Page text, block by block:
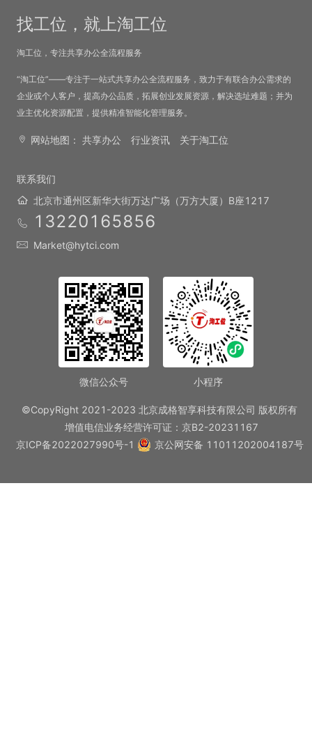
找工位，就上淘工位
淘工位，专注共享办公全流程服务
“淘工位”——专注于一站式共享办公全流程服务，致力于有联合办公需求的
企业或个人客户，提高办公品质，拓展创业发展资源，解决选址难题；并为
业主优化资源配置，提供精准智能化管理服务。
网站地图： 共享办公 行业资讯 关于淘工位
联系我们
北京市通州区新华大街万达广场（万方大厦）B座1217
13220165856
Market@hytci.com
微信公众号 小程序
©CopyRight 2021-2023 北京成格智享科技有限公司 版权所有
增值电信业务经营许可证：京B2-20231167
京ICP备2022027990号-1
京公网安备 11011202004187号